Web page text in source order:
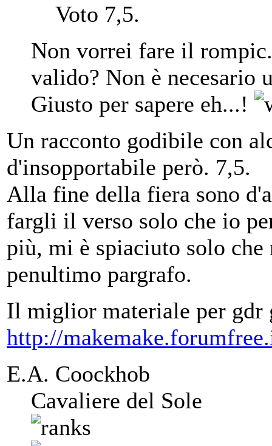
Voto 7,5.
Non vorrei fare il
valido? Non è necesario
Giusto per sapere eh...!
Un racconto godibile con
d'insopportabile però. 7,5.
Alla fine della fiera sono
fargli il verso solo che io
più, mi è spiaciuto solo che
penultimo pargrafo.
Il miglior materiale per gdr
http://
E.A. Coockhob
Cavaliere del Sole